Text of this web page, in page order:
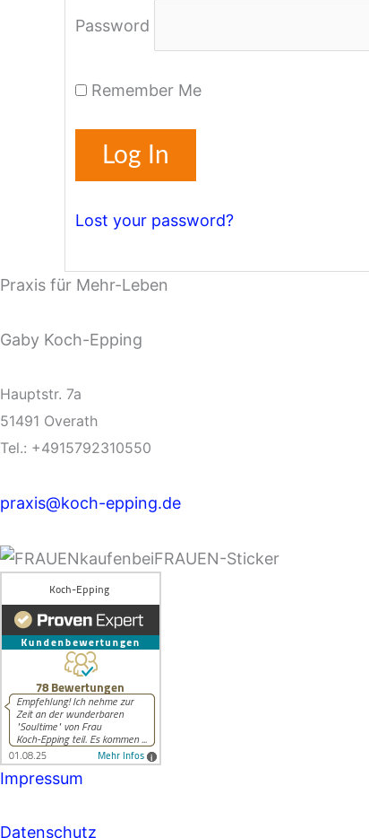
Password
Remember Me
Lost your password?
Praxis für Mehr-Leben
Gaby Koch-Epping
Hauptstr. 7a
51491 Overath
Tel.: +4915792310550
praxis@koch-epping.de
Impressum
Datenschutz